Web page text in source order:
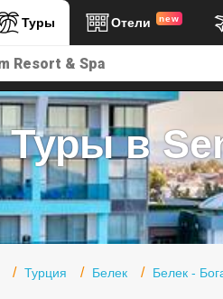
Туры Отели new
Туры в
Турция Белек Белек -